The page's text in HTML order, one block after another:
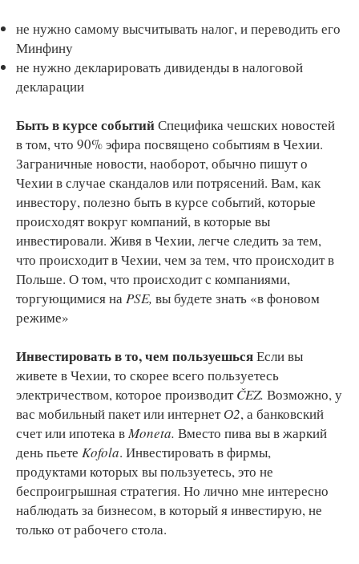
не нужно самому высчитывать налог, и переводить его
Минфину
не нужно декларировать дивиденды в налоговой
декларации
Быть в курсе событийСпецифика чешских новостей
в том, что 90% эфира посвящено событиям в Чехии.
Заграничные новости, наоборот, обычно пишут о
Чехии в случае скандалов или потрясений. Вам, как
инвестору, полезно быть в курсе событий, которые
происходят вокруг компаний, в которые вы
инвестировали. Живя в Чехии, легче следить за тем,
что происходит в Чехии, чем за тем, что происходит в
Польше. О том, что происходит с компаниями,
торгующимися наPSE, вы будете знать «в фоновом
режиме»
Инвестировать в то, чем пользуешьсяЕсли вы
живете в Чехии, то скорее всего пользуетесь
электричеством, которое производитČEZ. Возможно, у
вас мобильный пакет или интернетО2, а банковский
счет или ипотека вMoneta. Вместо пива вы в жаркий
день пьете Kofola. Инвестировать в фирмы,
продуктами которых вы пользуетесь, это не
беспроигрышная стратегия. Но лично мне интересно
наблюдать за бизнесом, в который я инвестирую, не
только от рабочего стола.